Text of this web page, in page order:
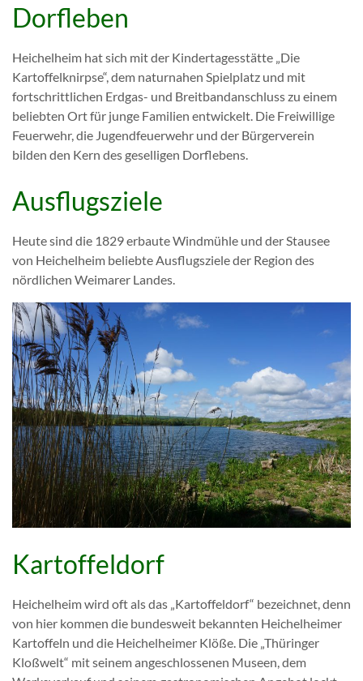
Dorfleben
Heichelheim hat sich mit der Kindertagesstätte „Die
Kartoffelknirpse“, dem naturnahen Spielplatz und mit
fortschrittlichen Erdgas- und Breitbandanschluss zu einem
beliebten Ort für junge Familien entwickelt. Die Freiwillige
Feuerwehr, die Jugendfeuerwehr und der Bürgerverein
bilden den Kern des geselligen Dorflebens.
Ausflugsziele
Heute sind die 1829 erbaute Windmühle und der Stausee
von Heichelheim beliebte Ausflugsziele der Region des
nördlichen Weimarer Landes.
Kartoffeldorf
Heichelheim wird oft als das „Kartoffeldorf“ bezeichnet, denn
von hier kommen die bundesweit bekannten Heichelheimer
Kartoffeln und die Heichelheimer Klöße. Die „Thüringer
Kloßwelt“ mit seinem angeschlossenen Museen, dem